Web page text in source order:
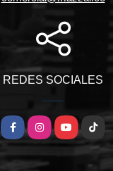
REDES SOCIALES
FacebookInstagramYouTube
TikTok